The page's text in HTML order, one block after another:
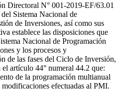
Directoral N° 001-2019-EF/63.01
Sistema Nacional de
de Inversiones, así como sus
establece las disposiciones que
Nacional de Programación
y los procesos y
de las fases del Ciclo de Inversión,
artículo 44° numeral 44.2 que:
de la programación multianual
efectuadas al PMI.